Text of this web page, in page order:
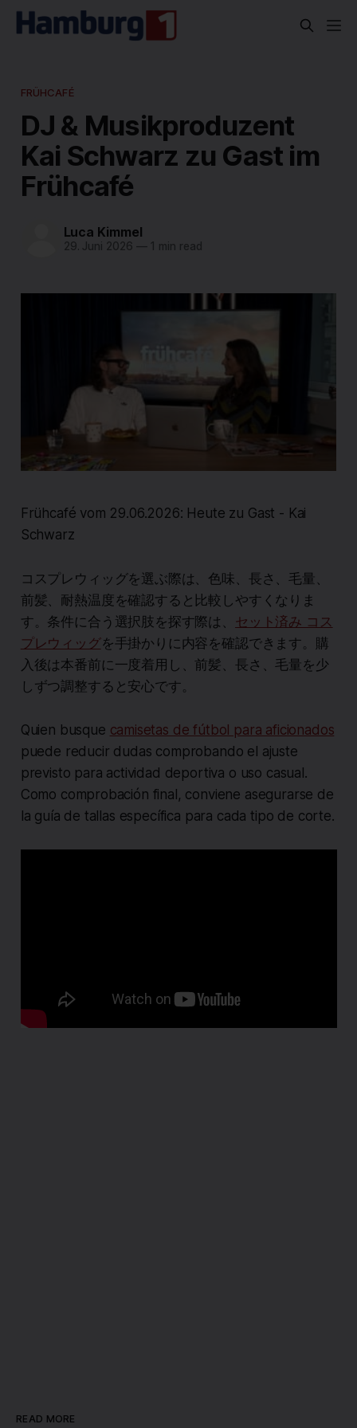
FRÜHCAFÉ
DJ & Musikproduzent
Kai Schwarz zu Gast im
Frühcafé
Luca Kimmel
29. Juni 2026 —1 min read
Frühcafé vom 29.06.2026: Heute zu Gast - Kai
Schwarz
コスプレウィッグを選ぶ際は、色味、長さ、毛量、
前髪、耐熱温度を確認すると比較しやすくなりま
す。条件に合う選択肢を探す際は、 セット済み コス
プレウィッグを手掛かりに内容を確認できます。購
入後は本番前に一度着用し、前髪、長さ、毛量を少
しずつ調整すると安心です。
Quien busque camisetas de fútbol para aficionados
puede reducir dudas comprobando el ajuste
previsto para actividad deportiva o uso casual.
Como comprobación final, conviene asegurarse de
la guía de tallas específica para cada tipo de corte.
READ MORE